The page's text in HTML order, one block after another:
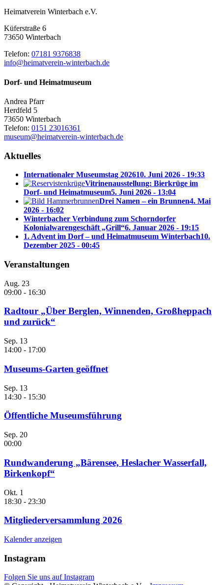
Heimatverein Winterbach e.V.
Küferstraße 6
73650 Winterbach
Telefon: 07181 9376838
info@heimatverein-winterbach.de
Dorf- und Heimatmuseum
Andrea Pfarr
Herdfeld 5
73650 Winterbach
Telefon: 0151 23016361
museum@heimatverein-winterbach.de
Aktuelles
Internationaler Museumstag 202610. Juni 2026 - 19:33
Vitrinenausstellung: Bierkrüge im
Dorf- und Heimatmuseum5. Juni 2026 - 13:04
Drei Namen – ein Brunnen4. Mai
2026 - 16:02
Winterbacher Verbindung zum Schorndorfer
Kolonialwarengeschäft „Grill“6. Januar 2026 - 19:15
1. Advent im Dorf – und Heimatmuseum Winterbach10.
Dezember 2025 - 00:45
Veranstaltungen
Aug. 23
09:00 - 16:30
Radtour „Über Berglen, Winnenden, Großheppach
und zurück“
Sep. 13
14:00 - 17:00
Museums-Garten geöffnet
Sep. 13
14:30 - 15:30
Öffentliche Museumsführung
Sep. 20
00:00
Rundwanderung „Bärensee, Heslacher Wasserfall,
Birkenkopf“
Okt. 1
18:30 - 23:30
Mitgliederversammlung 2026
Kalender anzeigen
Instagram
Folgen Sie uns auf Instagram